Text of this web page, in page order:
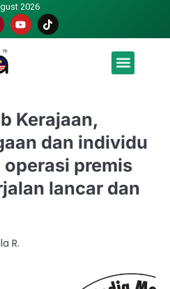
2026
Kerajaan,
dan individu
premis
lancar dan
R.